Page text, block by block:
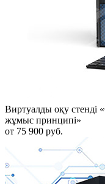
Виртуалды оқу
жұмыс принципі»
от 75 900 руб.